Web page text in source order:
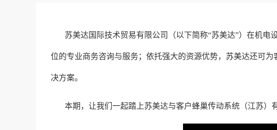
苏美达国际技术贸易有限公司（以下简称“苏美达”）在机
位的专业商务咨询与服务；依托强大的资源优势，苏美达还可
决方案。
本期，让我们一起踏上苏美达与客户蜂巢传动系统（江苏）